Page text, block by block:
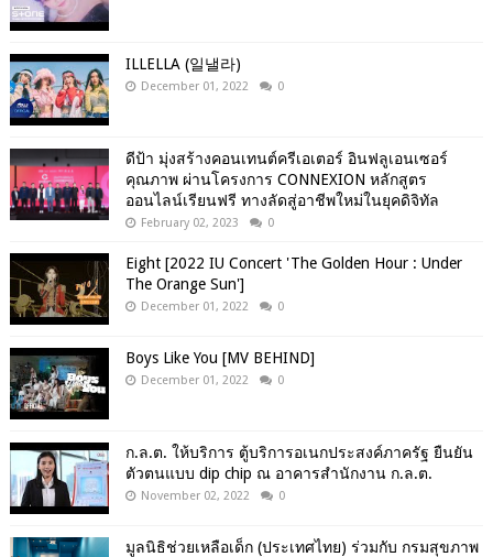
ILLELLA (일낼라)
December 01, 2022 0
ดีป้า มุ่งสร้างคอนเทนต์ครีเอเตอร์ อินฟลูเอนเซอร์
คุณภาพ ผ่านโครงการ CONNEXION หลักสูตร
ออนไลน์เรียนฟรี ทางลัดสู่อาชีพใหม่ในยุคดิจิทัล
February 02, 2023 0
Eight [2022 IU Concert 'The Golden Hour : Under
The Orange Sun']
December 01, 2022 0
Boys Like You [MV BEHIND]
December 01, 2022 0
ก.ล.ต. ให้บริการ ตู้บริการอเนกประสงค์ภาครัฐ ยืนยัน
ตัวตนแบบ dip chip ณ อาคารสำนักงาน ก.ล.ต.
November 02, 2022 0
มูลนิธิช่วยเหลือเด็ก (ประเทศไทย) ร่วมกับ กรมสุขภาพ